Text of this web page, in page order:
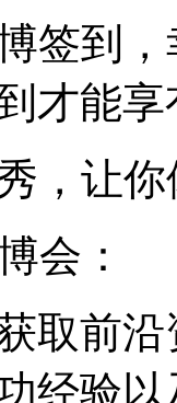
签到
才能享
，让
会：
取前
经验